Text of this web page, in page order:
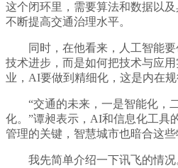
这个闭环里，需要算法和数据以
不断提高交通治理水平。
同时，在他看来，人工智能要
技术进步，而是如何把技术与应
业，AI要做到精细化，这是内在规
“交通的未来，一是智能化，
化。”谭昶表示，AI和信息化工具
管理的关键，智慧城市也暗合这些
我先简单介绍一下讯飞的情况